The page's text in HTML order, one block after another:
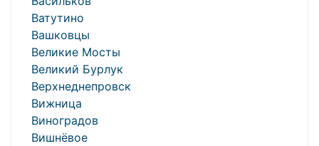
Ватутино
Вашковцы
Великие Мосты
Великий Бурлук
Верхнеднепровск
Вижница
Виноградов
Вишнёвое